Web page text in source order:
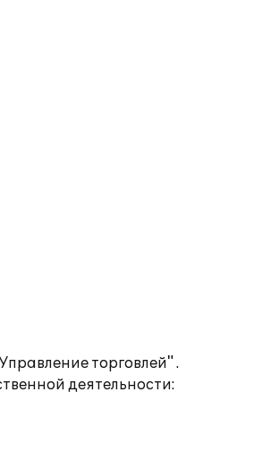
торговлей" .
деятельности: